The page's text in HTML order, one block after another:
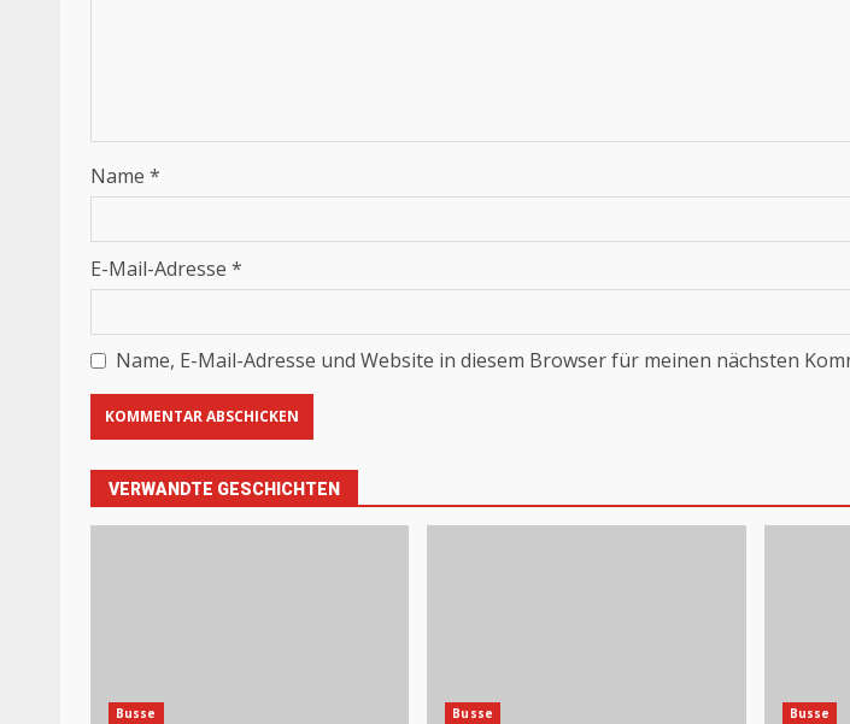
Name *
E-Mail-Adresse *
Name, E-Mail-Adresse und Website in diesem Browser für meinen nächsten
VERWANDTE GESCHICHTEN
Busse Busse Busse